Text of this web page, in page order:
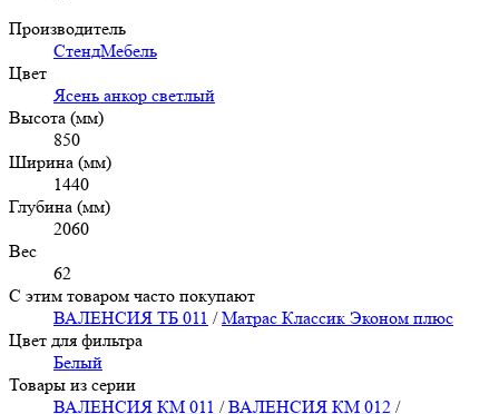
Производитель
СтендМебель
Цвет
Ясень анкор светлый
Высота (мм)
850
Ширина (мм)
1440
Глубина (мм)
2060
Вес
62
С этим товаром часто покупают
ВАЛЕНСИЯ ТБ 011 /Матрас Классик Эконом плюс
Цвет для фильтра
Белый
Товары из серии
ВАЛЕНСИЯ КМ 011 /ВАЛЕНСИЯ КМ 012 /